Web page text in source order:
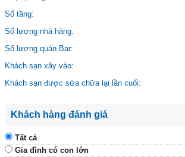
Số tầng:
Số lượng nhà hàng:
Số lượng quán Bar:
Khách sạn xây vào:
Khách sạn được sửa chữa lại lần cuối:
Khách hàng đánh giá
Tất cả
Gia đình có con lớn